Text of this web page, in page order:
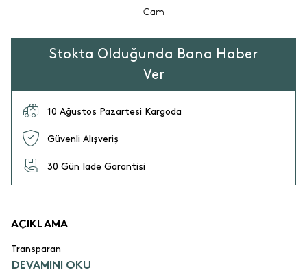
Cam
Stokta Olduğunda Bana Haber
Ver
10 Ağustos Pazartesi Kargoda
Güvenli Alışveriş
30 Gün İade Garantisi
AÇIKLAMA
Transparan
DEVAMINI OKU